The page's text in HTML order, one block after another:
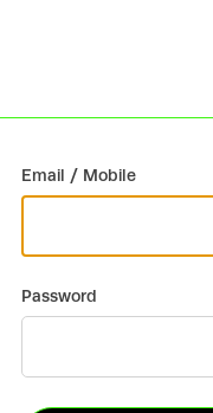
Email / Mobile
Password